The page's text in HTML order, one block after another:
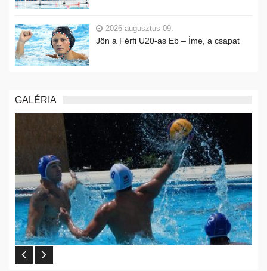
2026 augusztus 09.
Jön a Férfi U20-as Eb – Íme, a csapat
GALÉRIA